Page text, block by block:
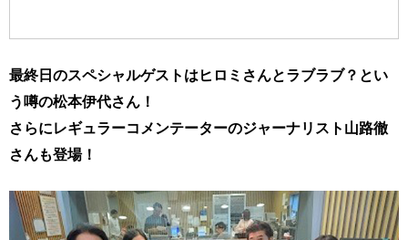
最終日のスペシャルゲストはヒロミさんとラブラブ？とい
う噂の松本伊代さん！
さらにレギュラーコメンテーターのジャーナリスト山路徹
さんも登場！